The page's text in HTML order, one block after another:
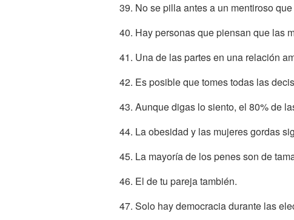
39. No se pilla antes a un mentiroso
40. Hay personas que piensan que las
41. Una de las partes en una relación
42. Es posible que tomes todas las
43. Aunque digas lo siento, el 80% de
44. La obesidad y las mujeres gordas
45. La mayoría de los penes son de
46. El de tu pareja también.
47. Solo hay democracia durante las